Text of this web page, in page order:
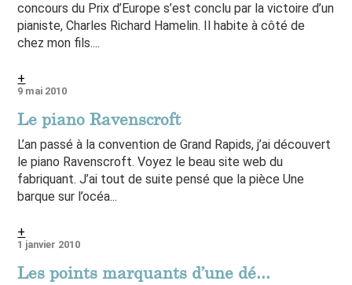
concours du Prix d’Europe s’est conclu par la victoire d’un
pianiste, Charles Richard Hamelin. Il habite à côté de
chez mon fils....
+
9 mai 2010
Le piano Ravenscroft
L’an passé à la convention de Grand Rapids, j’ai découvert
le piano Ravenscroft. Voyez le beau site web du
fabriquant. J’ai tout de suite pensé que la pièce Une
barque sur l’océa...
+
1 janvier 2010
Les points marquants d’une dé...